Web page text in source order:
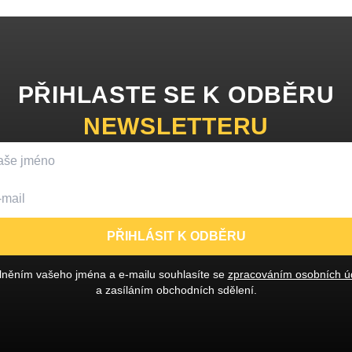
PŘIHLASTE SE K ODBĚRU
NEWSLETTERU
PŘIHLÁSIT K ODBĚRU
vašeho jména a e-mailu souhlasíte se zpracováním osobních
a zasíláním obchodních sdělení.